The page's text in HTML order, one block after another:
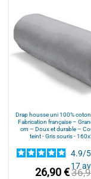
Drap housse uni 100%
Fabrication française –
cm – Doux et durable –
teint - Gris souris -
4.9/5
17
26,90 €